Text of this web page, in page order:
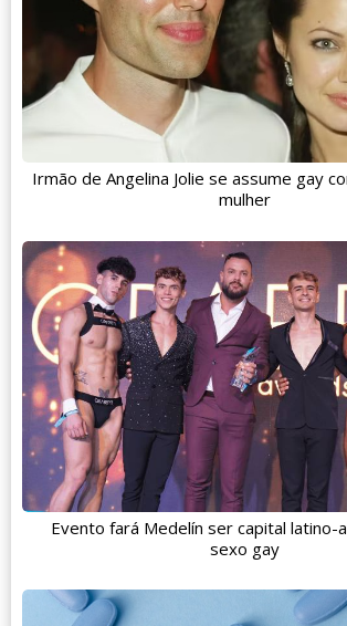
Irmão de Angelina Jolie se assume gay
mulher
Evento fará Medelín ser capital latino-
sexo gay